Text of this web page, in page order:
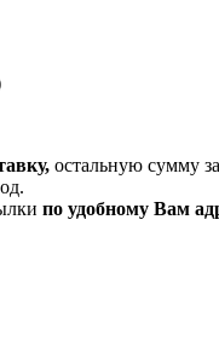
остальную сумму
по удобному Вам